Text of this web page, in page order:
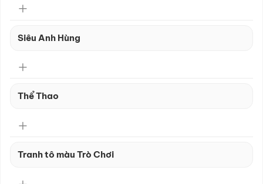
Siêu Anh Hùng
Thể Thao
Tranh tô màu Trò Chơi